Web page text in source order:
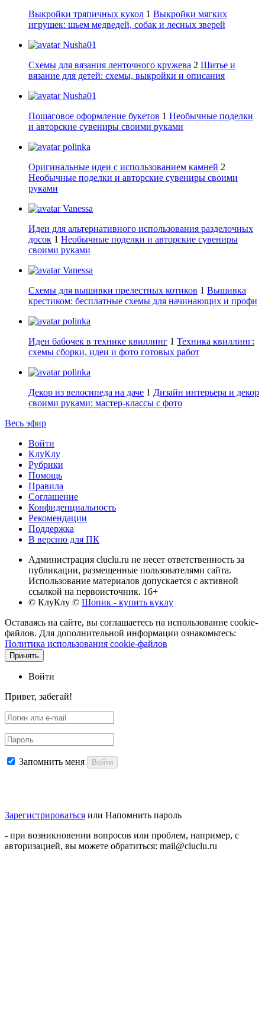
Выкройки тряпичных кукол 1 Выкройки мягких
игрушек: шьем медведей, собак и лесных зверей
Nusha01
Схемы для вязания ленточного кружева 2 Шитье и
вязание для детей: схемы, выкройки и описания
Nusha01
Пошаговое оформление букетов 1 Необычные поделки
и авторские сувениры своими руками
polinka
Оригинальные идеи с использованием камней 2
Необычные поделки и авторские сувениры своими
руками
Vanessa
Идеи для альтернативного использования разделочных
досок 1 Необычные поделки и авторские сувениры
своими руками
Vanessa
Схемы для вышивки прелестных котиков 1 Вышивка
крестиком: бесплатные схемы для начинающих и профи
polinka
Идеи бабочек в технике квиллинг 1 Техника квиллинг:
схемы сборки, идеи и фото готовых работ
polinka
Декор из велосипеда на даче 1 Дизайн интерьера и декор
своими руками: мастер-классы с фото
Весь эфир
Войти
КлуКлу
Рубрики
Помощь
Правила
Соглашение
Конфиденциальность
Рекомендации
Поддержка
В версию для ПК
Администрация cluclu.ru не несет ответственность за
публикации, размещенные пользователями сайта.
Использование материалов допускается с активной
ссылкой на первоисточник. 16+
© КлуКлу © Шопик - купить куклу
Оставаясь на сайте, вы соглашаетесь на использование cookie-
файлов. Для дополнительной информации ознакомьтесь:
Политика использования cookie-файлов
Принять
Войти
Привет, забегай!
Запомнить меня Войти
Зарегистрироваться или Напомнить пароль
- при возникновении вопросов или проблем, например, с
авторизацией, вы можете обратиться: mail@cluclu.ru